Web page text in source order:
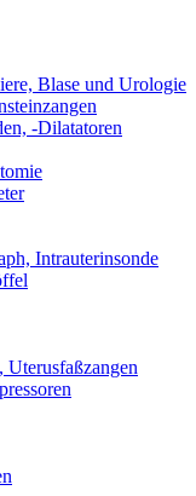
Blase und Urologie
-Dilatatoren
Intrauterinsonde
Uterusfaßzangen